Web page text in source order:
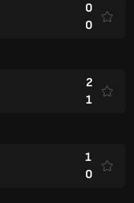
0
0
2
1
1
0